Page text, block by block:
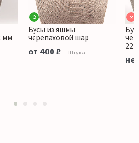
мм
2
Бусы из яшмы
черепаховой шар
от 400 ₽ Штука
×